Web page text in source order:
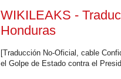
WIKILEAKS -
Honduras
[Traducción No-Oficial, cable
el Golpe de Estado contra el